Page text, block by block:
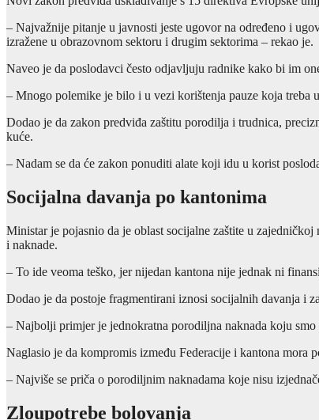
– Najvažnije pitanje u javnosti jeste ugovor na određeno i
izražene u obrazovnom sektoru i drugim sektorima – rekao je.
Naveo je da poslodavci često odjavljuju radnike kako bi im
– Mnogo polemike je bilo i u vezi korištenja pauze koja treba
Dodao je da zakon predviđa zaštitu porodilja i trudnica,
kuće.
– Nadam se da će zakon ponuditi alate koji idu u korist
Socijalna davanja po kantonima
Ministar je pojasnio da je oblast socijalne zaštite u
i naknade.
– To ide veoma teško, jer nijedan kantona nije jednak ni
Dodao je da postoje fragmentirani iznosi socijalnih davanja i
– Najbolji primjer je jednokratna porodiljna naknada koju
Naglasio je da kompromis između Federacije i kantona mora
– Najviše se priča o porodiljnim naknadama koje nisu
Zloupotrebe bolovanja